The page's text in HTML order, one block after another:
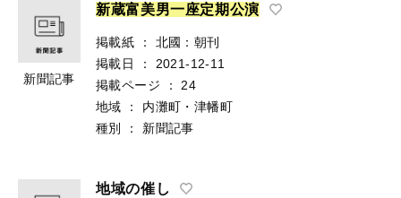
新聞記事
新蔵富美男一座定期公演
掲載紙 ：
北國：朝刊
掲載日
：
2021-12-11
掲載ページ
：
24
地域
：
内灘町・津幡町
種別
： 新聞記事
地域の催し